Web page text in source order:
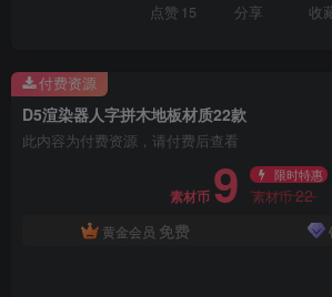
点赞 15 分享 收
D5渲染器人字拼木地板材质22款
此内容为付费资源，请付费后查看
素材币 9 限时特惠
素材币22
黄金会员 免费
付费资源